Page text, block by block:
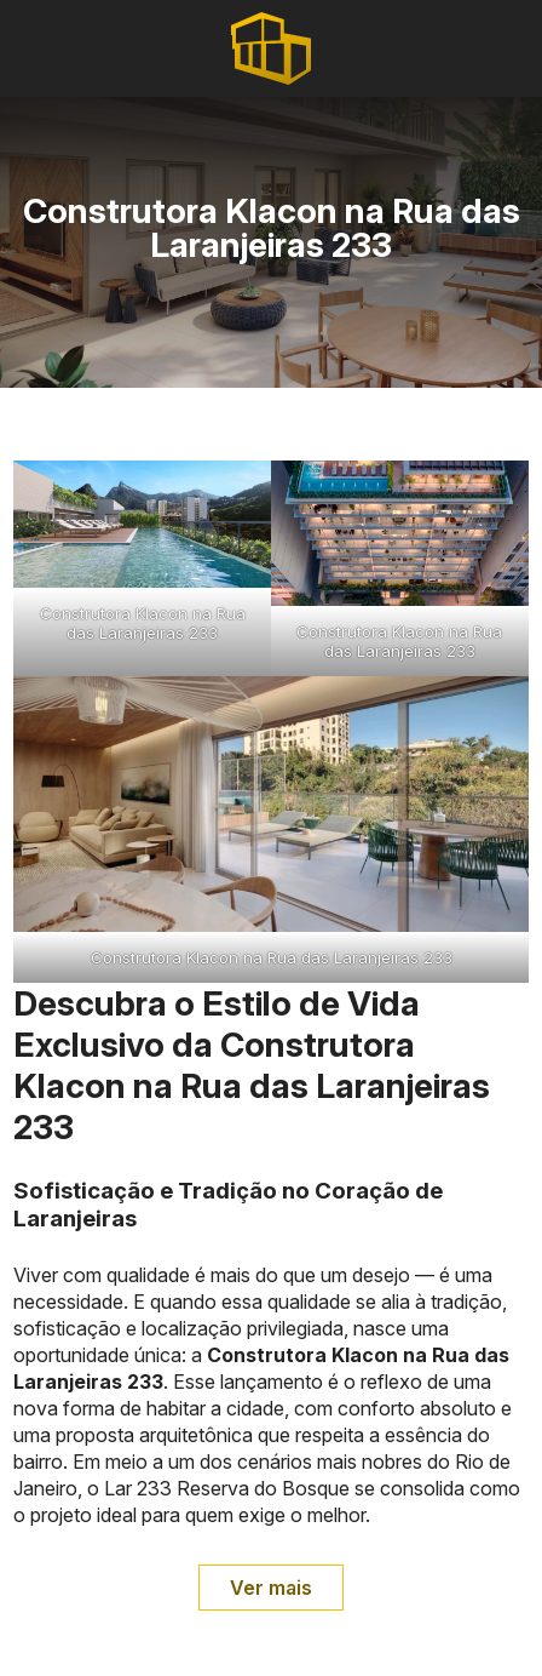
Construtora Klacon na Rua das
Laranjeiras 233
Construtora Klacon na Rua
das Laranjeiras 233
Construtora Klacon na Rua
das Laranjeiras 233
Construtora Klacon na Rua das Laranjeiras 233
Descubra o Estilo de Vida
Exclusivo da Construtora
Klacon na Rua das Laranjeiras
233
Sofisticação e Tradição no Coração de
Laranjeiras
Viver com qualidade é mais do que um desejo — é uma
necessidade. E quando essa qualidade se alia à tradição,
sofisticação e localização privilegiada, nasce uma
oportunidade única: a Construtora Klacon na Rua das
Laranjeiras 233. Esse lançamento é o reflexo de uma
nova forma de habitar a cidade, com conforto absoluto e
uma proposta arquitetônica que respeita a essência do
bairro. Em meio a um dos cenários mais nobres do Rio de
Janeiro, o Lar 233 Reserva do Bosque se consolida como
o projeto ideal para quem exige o melhor.
Ver mais